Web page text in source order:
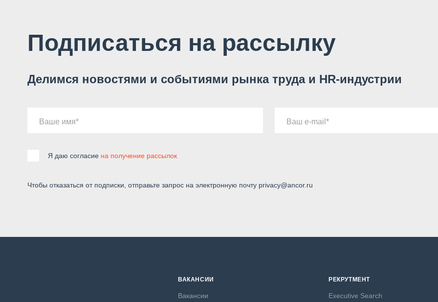
Подписаться на рассылку
Делимся новостями и событиями рынка труда и HR-индустрии
Ваше имя Ваш e-mail
Я даю согласие на получение рассылок
Чтобы отказаться от подписки, отправьте запрос на электронную почту privacy@ancor.ru
ВАКАНСИИ
Вакансии
РЕКРУТМЕНТ
Executive Search